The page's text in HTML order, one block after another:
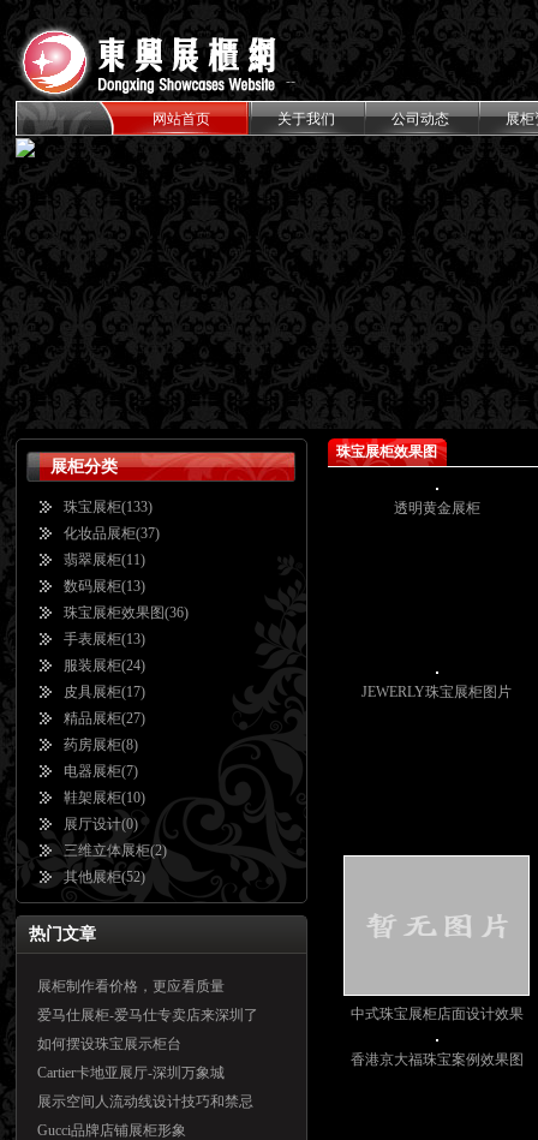
--
十年品牌致力于高档展柜设计制作
网站首页 关于我们 公司动态 展柜
展柜分类
珠宝展柜(133)
化妆品展柜(37)
翡翠展柜(11)
数码展柜(13)
珠宝展柜效果图(36)
手表展柜(13)
服装展柜(24)
皮具展柜(17)
精品展柜(27)
药房展柜(8)
电器展柜(7)
鞋架展柜(10)
展厅设计(0)
三维立体展柜(2)
其他展柜(52)
热门文章
展柜制作看价格，更应看质量
爱马仕展柜-爱马仕专卖店来深圳了
如何摆设珠宝展示柜台
Cartier卡地亚展厅-深圳万象城
展示空间人流动线设计技巧和禁忌
Gucci品牌店铺展柜形象
珠宝展柜效果图
透明黄金展柜
JEWERLY珠宝展柜图片
中式珠宝展柜店面设计效果
图
香港京大福珠宝案例效果图